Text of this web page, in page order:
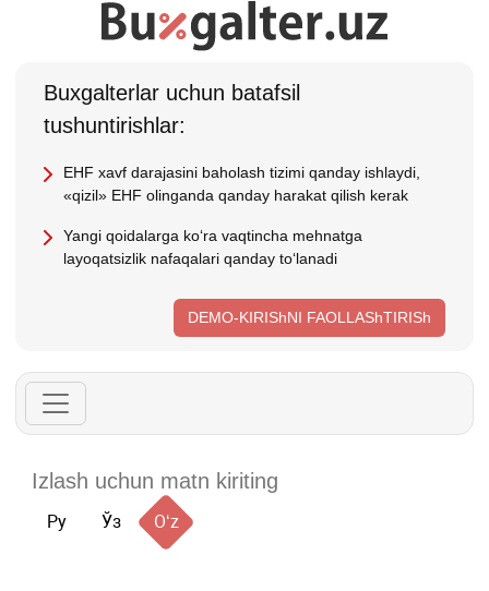
Buхgalterlar uchun batafsil
tushuntirishlar:
EHF хavf darajasini baholash tizimi qanday ishlaydi,
«qizil» EHF olinganda qanday harakat qilish kerak
Yangi qoidalarga koʻra vaqtincha mehnatga
layoqatsizlik nafaqalari qanday toʻlanadi
DEMO-KIRIShNI FAOLLAShTIRISh
Ру Ўз Oʻz